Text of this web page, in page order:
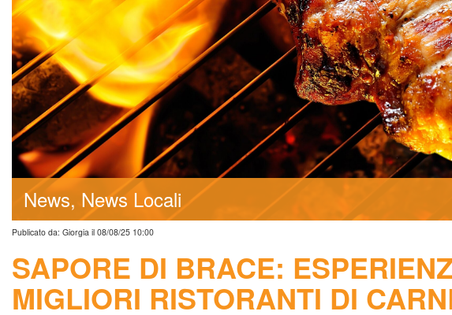
New News Locali
Publicato da: Giorgia il 08/08/25 10:00
SAPORE DI BRACE:
MIGLIORI RISTORANTI DI